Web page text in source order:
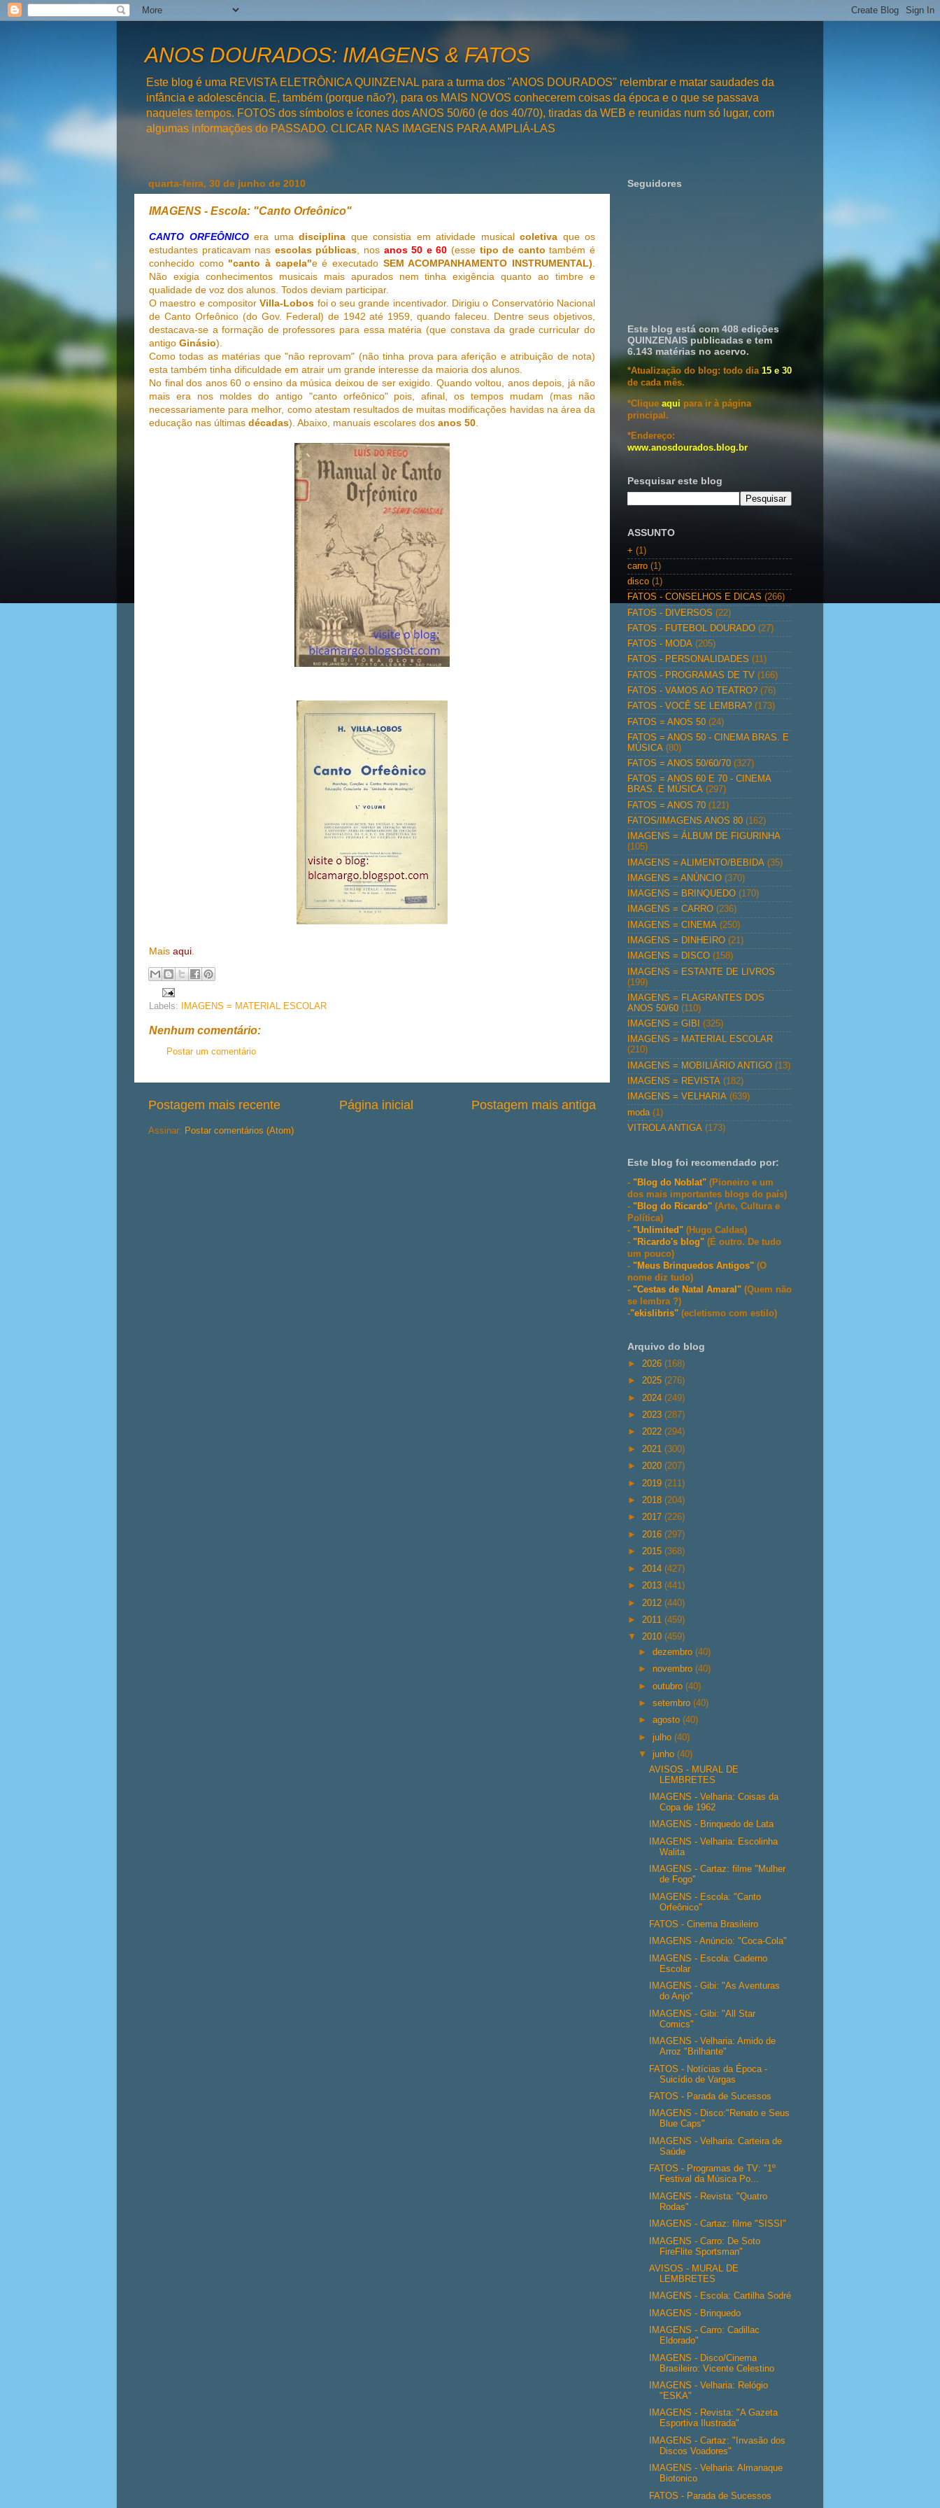
ANOS DOURADOS: IMAGENS & FATOS
Este blog é uma REVISTA ELETRÔNICA QUINZENAL para a turma dos "ANOS DOURADOS" relembrar e matar saudades da
infância e adolescência. E, também (porque não?), para os MAIS NOVOS conhecerem coisas da época e o que se passava
naqueles tempos. FOTOS dos símbolos e ícones dos ANOS 50/60 (e dos 40/70), tiradas da WEB e reunidas num só lugar, com
algumas informações do PASSADO. CLICAR NAS IMAGENS PARA AMPLIÁ-LAS
quarta-feira, 30 de junho de 2010
IMAGENS - Escola: "Canto Orfeônico"
CANTO ORFEÔNICOera uma disciplina que consistia em atividade musical coletiva que os
estudantes praticavam nas escolas públicas, nos anos 50 e 60 (esse tipo de canto também é
conhecido como "canto à capela"e é executado SEM ACOMPANHAMENTO INSTRUMENTAL).
Não exigia conhecimentos musicais mais apurados nem tinha exigência quanto ao timbre e
qualidade de voz dos alunos. Todos deviam participar.
O maestro e compositorVilla-Lobos foi o seu grande incentivador. Dirigiu o Conservatório Nacional
de Canto Orfeônico (do Gov. Federal) de 1942 até 1959, quando faleceu. Dentre seus objetivos,
destacava-se a formação de professores para essa matéria (que constava da grade curricular do
antigo Ginásio).
Como todas as matérias que "não reprovam" (não tinha prova para aferição e atribuição de nota)
esta também tinha dificuldade em atrair um grande interesse da maioria dos alunos.
No final dos anos 60 o ensino da música deixou de ser exigido. Quando voltou, anos depois, já não
mais era nos moldes do antigo "canto orfeônico" pois, afinal, os tempos mudam (mas não
necessariamente para melhor, como atestam resultados de muitas modificações havidas na área da
educação nas últimas décadas). Abaixo, manuais escolares dos anos 50.
Mais aqui.
Labels: IMAGENS = MATERIAL ESCOLAR
Nenhum comentário:
Postar um comentário
Postagem mais recente Postagem mais antiga
Página inicial
Assinar: Postar comentários (Atom)
Seguidores
Este blog está com 408 edições
QUINZENAIS publicadas e tem
6.143 matérias no acervo.
*Atualização do blog: todo dia 15 e 30
de cada mês.
*Clique aqui para ir à página
principal.
*Endereço:
www.anosdourados.blog.br
Pesquisar este blog
ASSUNTO
+ (1)
carro (1)
disco (1)
FATOS - CONSELHOS E DICAS (266)
FATOS - DIVERSOS (22)
FATOS - FUTEBOL DOURADO (27)
FATOS - MODA (205)
FATOS - PERSONALIDADES (11)
FATOS - PROGRAMAS DE TV (166)
FATOS - VAMOS AO TEATRO? (76)
FATOS - VOCÊ SE LEMBRA? (173)
FATOS = ANOS 50 (24)
FATOS = ANOS 50 - CINEMA BRAS. E
MÚSICA (80)
FATOS = ANOS 50/60/70 (327)
FATOS = ANOS 60 E 70 - CINEMA
BRAS. E MÚSICA (297)
FATOS = ANOS 70 (121)
FATOS/IMAGENS ANOS 80 (162)
IMAGENS = ÁLBUM DE FIGURINHA
(105)
IMAGENS = ALIMENTO/BEBIDA (35)
IMAGENS = ANÚNCIO (370)
IMAGENS = BRINQUEDO (170)
IMAGENS = CARRO (236)
IMAGENS = CINEMA (250)
IMAGENS = DINHEIRO (21)
IMAGENS = DISCO (158)
IMAGENS = ESTANTE DE LIVROS
(199)
IMAGENS = FLAGRANTES DOS
ANOS 50/60 (110)
IMAGENS = GIBI
(325)
IMAGENS = MATERIAL ESCOLAR
(210)
IMAGENS = MOBILIÁRIO ANTIGO (13)
IMAGENS = REVISTA (182)
IMAGENS = VELHARIA (639)
moda (1)
VITROLA ANTIGA (173)
Este blog foi recomendado por:
- "Blog do Noblat" (Pioneiro e um
dos mais importantes blogs do país)
- "Blog do Ricardo" (Arte, Cultura e
Política)
- "Unlimited" (Hugo Caldas)
- "Ricardo's blog" (É outro. De tudo
um pouco)
- "Meus Brinquedos Antigos" (O
nome diz tudo)
- "Cestas de Natal Amaral" (Quem não
se lembra ?)
-"ekislibris" (ecletismo com estilo)
Arquivo do blog
► 2026 (168)
► 2025 (276)
► 2024 (249)
► 2023 (287)
► 2022 (294)
► 2021 (300)
► 2020 (207)
► 2019 (211)
► 2018 (204)
► 2017 (226)
► 2016 (297)
► 2015 (368)
► 2014 (427)
► 2013 (441)
► 2012 (440)
► 2011 (459)
▼ 2010 (459)
►dezembro(40)
► novembro(40)
►outubro(40)
►setembro(40)
►agosto(40)
►julho(40)
▼junho(40)
AVISOS - MURAL DE
LEMBRETES
IMAGENS - Velharia: Coisas da
Copa de 1962
IMAGENS - Brinquedo de Lata
IMAGENS - Velharia: Escolinha
Walita
IMAGENS - Cartaz: filme "Mulher
de Fogo"
IMAGENS - Escola: "Canto
Orfeônico"
FATOS - Cinema Brasileiro
IMAGENS - Anúncio: "Coca-Cola"
IMAGENS - Escola: Caderno
Escolar
IMAGENS - Gibi: "As Aventuras
do Anjo"
IMAGENS - Gibi: "All Star
Comics"
IMAGENS - Velharia: Amido de
Arroz "Brilhante"
FATOS - Notícias da Época -
Suicídio de Vargas
FATOS - Parada de Sucessos
IMAGENS - Disco:"Renato e Seus
Blue Caps"
IMAGENS - Velharia: Carteira de
Saúde
FATOS - Programas de TV: "1º
Festival da Música Po...
IMAGENS - Revista: "Quatro
Rodas"
IMAGENS - Cartaz: filme "SISSI"
IMAGENS - Carro: De Soto
FireFlite Sportsman"
AVISOS - MURAL DE
LEMBRETES
IMAGENS - Escola: Cartilha Sodré
IMAGENS - Brinquedo
IMAGENS - Carro: Cadillac
Eldorado"
IMAGENS - Disco/Cinema
Brasileiro: Vicente Celestino
IMAGENS - Velharia: Relógio
"ESKA"
IMAGENS - Revista: "A Gazeta
Esportiva Ilustrada"
IMAGENS - Cartaz: "Invasão dos
Discos Voadores"
IMAGENS - Velharia: Almanaque
Biotonico
FATOS - Parada de Sucessos